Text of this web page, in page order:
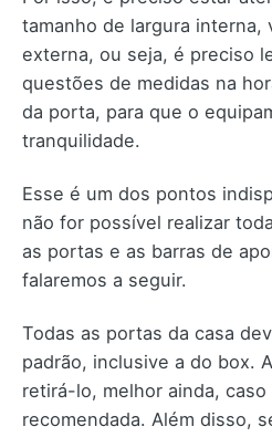
tamanho de largura interna,
externa, ou seja, é preciso
questões de medidas na
da porta, para que o
tranquilidade.
Esse é um dos pontos
não for possível realizar
as portas e as barras de
falaremos a seguir.
Todas as portas da casa
padrão, inclusive a do box.
retirá-lo, melhor ainda,
recomendada. Além disso,